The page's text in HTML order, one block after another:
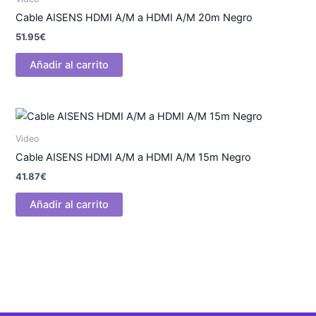
Cable AISENS HDMI A/M a HDMI A/M 20m Negro
51.95€
Añadir al carrito
Video
Cable AISENS HDMI A/M a HDMI A/M 15m Negro
41.87€
Añadir al carrito